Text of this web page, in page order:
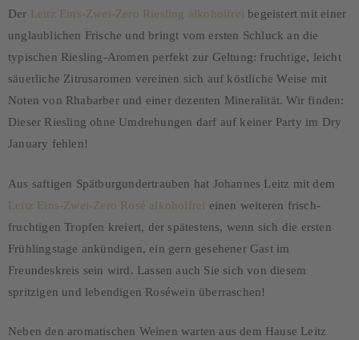
Der Leitz Eins-Zwei-Zero Riesling alkoholfrei begeistert mit einer
unglaublichen Frische und bringt vom ersten Schluck an die
typischen Riesling-Aromen perfekt zur Geltung: fruchtige, leicht
säuerliche Zitrusaromen vereinen sich auf köstliche Weise mit
Noten von Rhabarber und einer dezenten Mineralität. Wir finden:
Dieser Riesling ohne Umdrehungen darf auf keiner Party im Dry
January fehlen!
Aus saftigen Spätburgundertrauben hat Johannes Leitz mit dem
Leitz Eins-Zwei-Zero Rosé alkoholfrei einen weiteren frisch-
fruchtigen Tropfen kreiert, der spätestens, wenn sich die ersten
Frühlingstage ankündigen, ein gern gesehener Gast im
Freundeskreis sein wird. Lassen auch Sie sich von diesem
spritzigen und lebendigen Roséwein überraschen!
Neben den aromatischen Weinen warten aus dem Hause Leitz